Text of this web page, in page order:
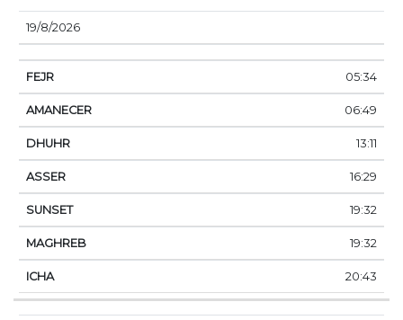
19/8/2026
05:34
06:49
13:11
16:29
19:32
19:32
20:43